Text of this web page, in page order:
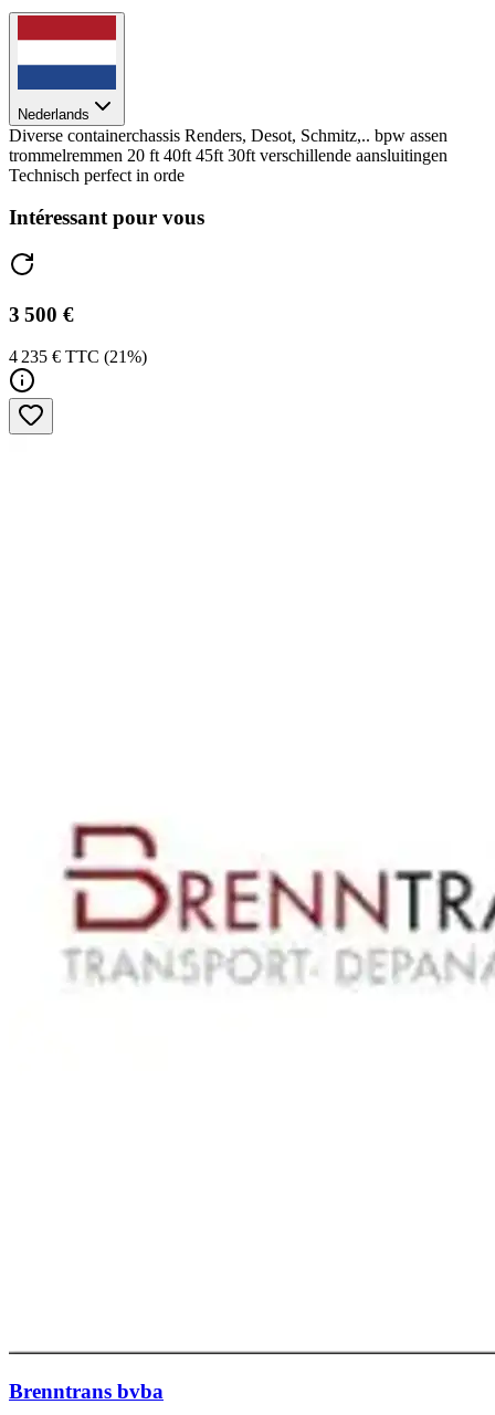
Nederlands
Diverse containerchassis Renders, Desot, Schmitz,.. bpw assen
trommelremmen 20 ft 40ft 45ft 30ft verschillende aansluitingen
Technisch perfect in orde
Intéressant pour vous
3 500 €
4 235 € TTC (21%)
Brenntrans bvba